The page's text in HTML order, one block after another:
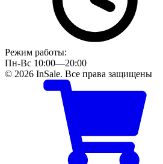
Режим работы:
Пн-Вс 10:00—20:00
© 2026 InSale. Все права защищены